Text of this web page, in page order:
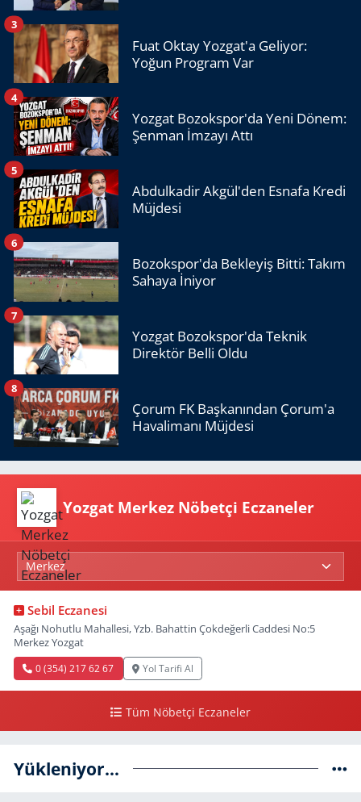
Fuat Oktay Yozgat'a Geliyor:
Yoğun Program Var
3
Yozgat Bozokspor'da Yeni Dönem:
Şenman İmzayı Attı
4
Abdulkadir Akgül'den Esnafa Kredi
Müjdesi
5
Bozokspor'da Bekleyiş Bitti: Takım
Sahaya İniyor
6
Yozgat Bozokspor'da Teknik
Direktör Belli Oldu
7
Çorum FK Başkanından Çorum'a
Havalimanı Müjdesi
8
Yozgat Merkez Nöbetçi Eczaneler
Sebil Eczanesi
Aşağı Nohutlu Mahallesi, Yzb. Bahattin Çokdeğerli Caddesi No:5
Merkez Yozgat
0 (354) 217 62 67 Yol Tarifi Al
Tüm Nöbetçi Eczaneler
Yükleniyor...